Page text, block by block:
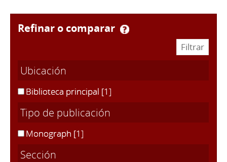
refinar o comparar
Ubicación
Biblioteca principal [1]
Tipo de publicación
Monograph [1]
Sección